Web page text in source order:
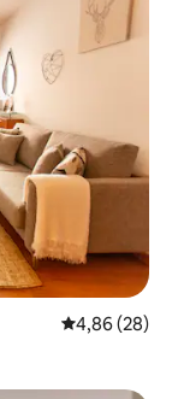
Gemiddelde
4,86 (28)